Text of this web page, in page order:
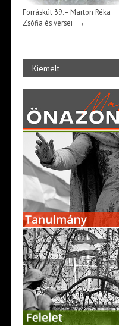
Forráskút 39. – Marton Réka
Zsófia és versei →
Kiemelt